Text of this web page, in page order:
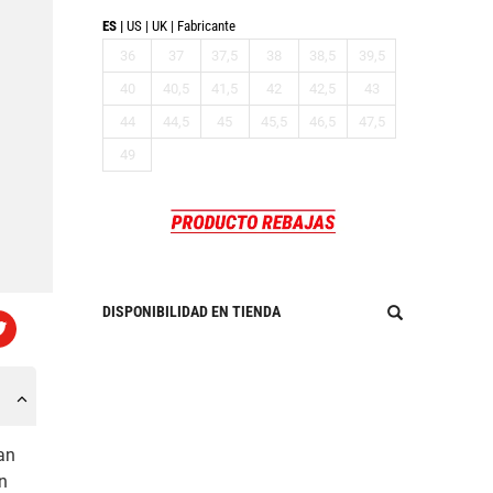
ES US UK
Fabricante
36
37 37,5 38 38,5
39,5
40
40,5 41,5 42 42,5
43
44
44,5 45 45,5 46,5
47,5
49
DISPONIBILIDAD EN TIENDA